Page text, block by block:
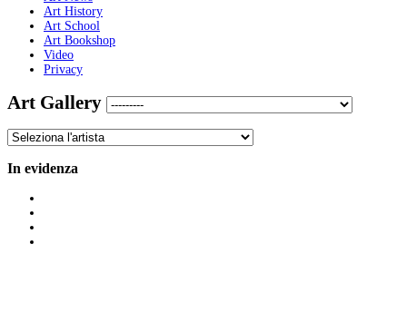
Art History
Art School
Art Bookshop
Video
Privacy
Art Gallery
In evidenza